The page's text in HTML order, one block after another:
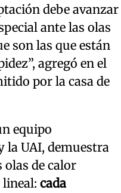
debe avanzar
ante las olas
son las que están
agregó en el
por la casa de
equipo
la UAI, demuestra
olas de calor
lineal: cada